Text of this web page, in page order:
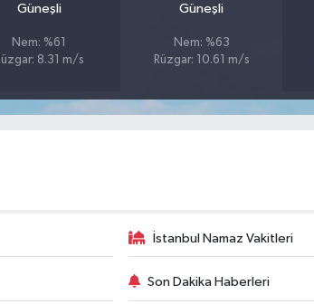
Güneşli
Nem: %61
8.31 m/s
Güneşli
Nem: %63
Rüzgar: 10.61 m/s
İstanbul Namaz Vakitleri
Son Dakika Haberleri